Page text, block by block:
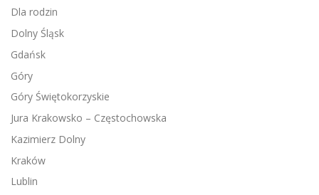
Dla rodzin
Dolny Śląsk
Gdańsk
Góry
Góry Świętokorzyskie
Jura Krakowsko – Częstochowska
Kazimierz Dolny
Kraków
Lublin